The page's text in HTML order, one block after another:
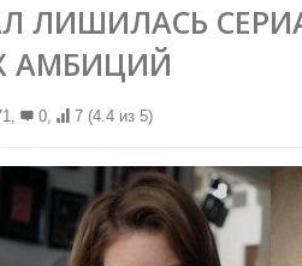
ЛИШИЛАСЬ
АМБИЦИЙ
0, 7 (4.4 из 5)